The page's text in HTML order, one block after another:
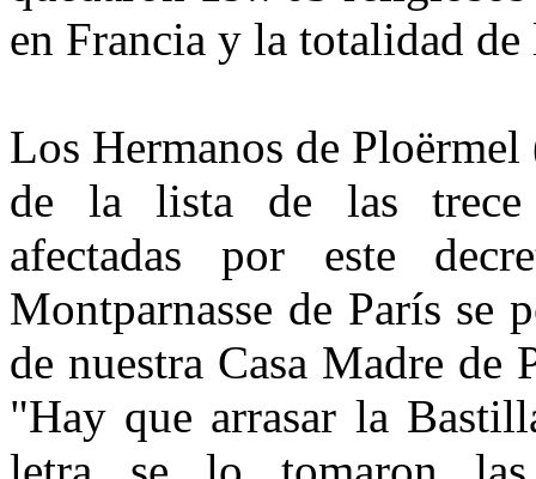
en Francia y la totalidad
Los Hermanos de
de la lista de las trece
afectadas por este
Montparnasse de París se
de nuestra Casa Madre de
"Hay que arrasar la